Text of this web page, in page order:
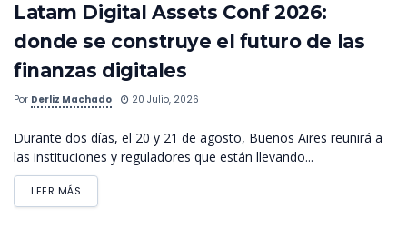
Latam Digital Assets Conf 2026:
donde se construye el futuro de las
finanzas digitales
Por Derliz Machado 20 Julio, 2026
Durante dos días, el 20 y 21 de agosto, Buenos Aires reunirá a
las instituciones y reguladores que están llevando...
LEER MÁS